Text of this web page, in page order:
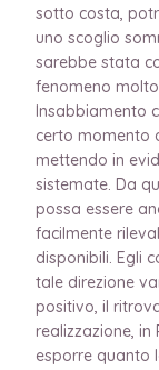
sotto costa,
uno scoglio
sarebbe stata
fenomeno
Insabbiamento
certo momento
mettendo in
sistemate. Da
possa essere
facilmente
disponibili. Egli
tale direzione
positivo, il
realizzazione, in
esporre quanto